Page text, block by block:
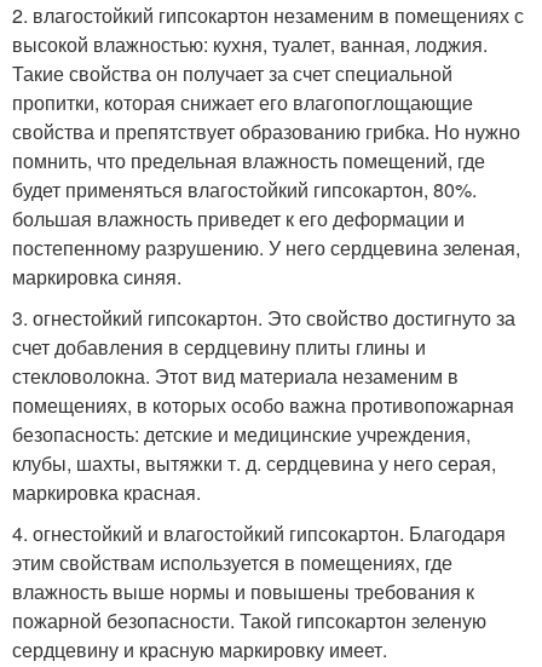
2. влагостойкий гипсокартон незаменим в помещениях с
высокой влажностью: кухня, туалет, ванная, лоджия.
Такие свойства он получает за счет специальной
пропитки, которая снижает его влагопоглощающие
свойства и препятствует образованию грибка. Но нужно
помнить, что предельная влажность помещений, где
будет применяться влагостойкий гипсокартон, 80%.
большая влажность приведет к его деформации и
постепенному разрушению. У него сердцевина зеленая,
маркировка синяя.
3. огнестойкий гипсокартон. Это свойство достигнуто за
счет добавления в сердцевину плиты глины и
стекловолокна. Этот вид материала незаменим в
помещениях, в которых особо важна противопожарная
безопасность: детские и медицинские учреждения,
клубы, шахты, вытяжки т. д. сердцевина у него серая,
маркировка красная.
4. огнестойкий и влагостойкий гипсокартон. Благодаря
этим свойствам используется в помещениях, где
влажность выше нормы и повышены требования к
пожарной безопасности. Такой гипсокартон зеленую
сердцевину и красную маркировку имеет.